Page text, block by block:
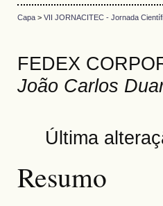
Capa> VII JORNACITEC - Jornada
FEDEX
João Carlos
Última
Resumo